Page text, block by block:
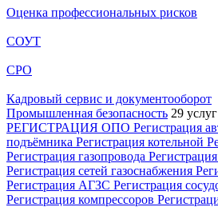
Оценка профессиональных рисков
СОУТ
СРО
Кадровый сервис и документооборот
Промышленная безопасность 29 услуг
РЕГИСТРАЦИЯ ОПО Регистрация
подъёмника Регистрация котельной
Регистрация газопровода
Регистрация сетей газоснабжения
Регистрация АГЗС Регистрация
Регистрация компрессоров